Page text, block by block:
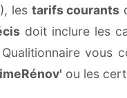
les tarifs courants
doit inclure les
vous
ou les